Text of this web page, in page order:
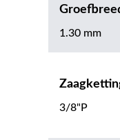
1.30 mm
3/8"P